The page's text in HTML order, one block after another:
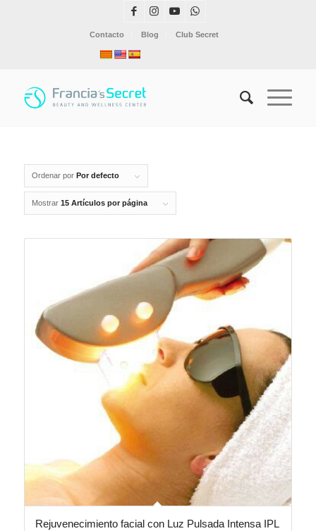
Contacto Blog Club Secret
Ordenar por Por defecto
Mostrar 15 Artículos por página
Rejuvenecimiento facial con Luz Pulsada Intensa IPL